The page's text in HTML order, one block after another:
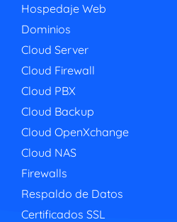
Hospedaje Web
Dominios
Cloud Server
Cloud Firewall
Cloud PBX
Cloud Backup
Cloud OpenXchange
Cloud NAS
Firewalls
Respaldo de Datos
Certificados SSL